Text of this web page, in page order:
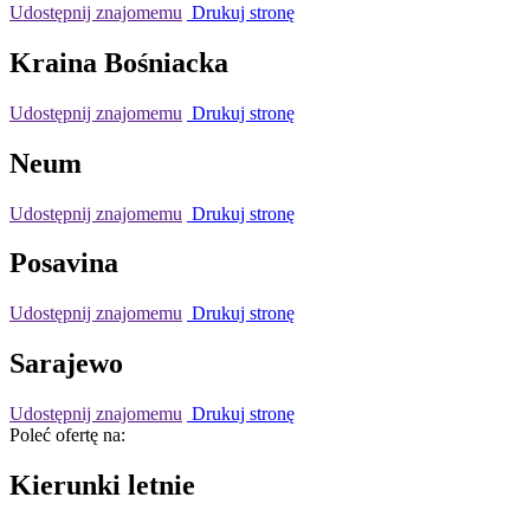
Udostępnij znajomemu Drukuj stronę
Kraina Bośniacka
Udostępnij znajomemu Drukuj stronę
Neum
Udostępnij znajomemu Drukuj stronę
Posavina
Udostępnij znajomemu Drukuj stronę
Sarajewo
Udostępnij znajomemu Drukuj stronę
Poleć ofertę na:
Kierunki letnie